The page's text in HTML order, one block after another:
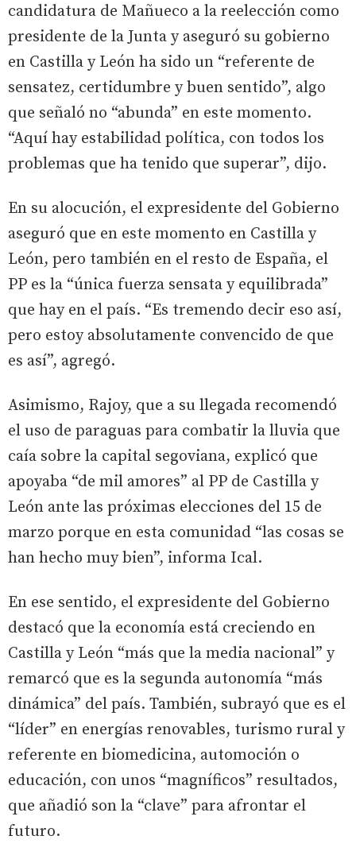
candidatura de Mañueco a la reelección como
presidente de la Junta y aseguró su gobierno
en Castilla y León ha sido un “referente de
sensatez, certidumbre y buen sentido”, algo
que señaló no “abunda” en este momento.
“Aquí hay estabilidad política, con todos los
problemas que ha tenido que superar”, dijo.
En su alocución, el expresidente del Gobierno
aseguró que en este momento en Castilla y
León, pero también en el resto de España, el
PP es la “única fuerza sensata y equilibrada”
que hay en el país. “Es tremendo decir eso así,
pero estoy absolutamente convencido de que
es así”, agregó.
Asimismo, Rajoy, que a su llegada recomendó
el uso de paraguas para combatir la lluvia que
caía sobre la capital segoviana, explicó que
apoyaba “de mil amores” al PP de Castilla y
León ante las próximas elecciones del 15 de
marzo porque en esta comunidad “las cosas se
han hecho muy bien”, informa Ical.
En ese sentido, el expresidente del Gobierno
destacó que la economía está creciendo en
Castilla y León “más que la media nacional” y
remarcó que es la segunda autonomía “más
dinámica” del país. También, subrayó que es el
“líder” en energías renovables, turismo rural y
referente en biomedicina, automoción o
educación, con unos “magníficos” resultados,
que añadió son la “clave” para afrontar el
futuro.